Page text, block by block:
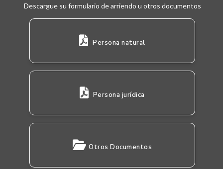
Descargue su formulario de arriendo u otros documentos
Persona natural
Persona jurídica
Otros Documentos